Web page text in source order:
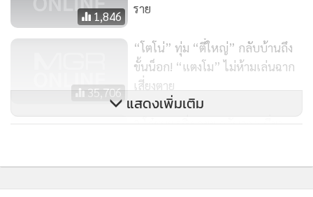
1,846
ราย
35,706
“โตโน่” ทุ่ม “ตี๋ใหญ่” กลับบ้านถึง
ขั้นน็อก! “แตงโม” ไม่ห้ามเล่นฉาก
เสี่ยงตาย
5,106
2 โจ๋ชุมพรซิ่ง จยย.กลับจากเที่ยว
แสดงเพิ่มเติม